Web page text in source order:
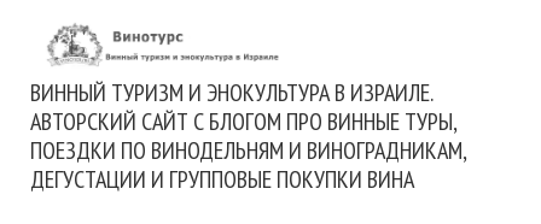
ВИННЫЙ ТУРИЗМ И ЭНОКУЛЬТУРА В ИЗРАИЛЕ.
АВТОРСКИЙ САЙТ С БЛОГОМ ПРО ВИННЫЕ ТУРЫ,
ПОЕЗДКИ ПО ВИНОДЕЛЬНЯМ И ВИНОГРАДНИКАМ,
ДЕГУСТАЦИИ И ГРУППОВЫЕ ПОКУПКИ ВИНА